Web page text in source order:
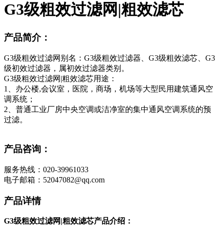
G3级粗效过滤网|粗效滤芯
产品简介：
G3级粗效过滤网别名：G3级粗效过滤器、G3级粗效滤芯、G3
级初效过滤器，属初效过滤器类别。
G3级粗效过滤网|粗效滤芯用途：
1、办公楼,会议室，医院，商场，机场等大型民用建筑通风空
调系统；
2、普通工业厂房中央空调或洁净室的集中通风空调系统的预
过滤。
产品咨询：
服务热线：020-39961033
电子邮箱：52047082@qq.com
产品详情
G3级粗效过滤网|粗效滤芯产品介绍：